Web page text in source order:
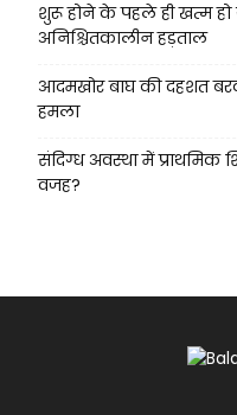
शुरू होने के पहले ही खत्म
अनिश्चितकालीन हड़ताल
आदमखोर बाघ की दहशत
हमला
संदिग्ध अवस्था में प्राथमिक
वजह?